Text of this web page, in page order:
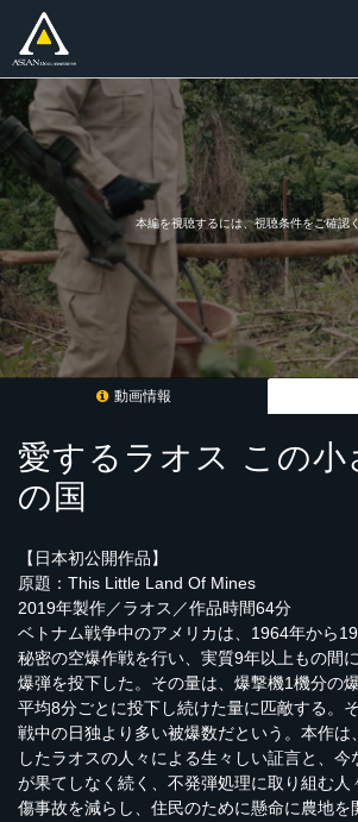
本編を視聴するには、視聴条件をご確認
動画情報
愛するラオス この小
の国
【日本初公開作品】
原題：This Little Land Of Mines
2019年製作／ラオス／作品時間64分
ベトナム戦争中のアメリカは、1964年から
秘密の空爆作戦を行い、実質9年以上もの間
爆弾を投下した。その量は、爆撃機1機分の
平均8分ごとに投下し続けた量に匹敵する。
戦中の日独より多い被爆数だという。本作は
したラオスの人々による生々しい証言と、
が果てしなく続く、不発弾処理に取り組む人
傷事故を減らし、住民のために懸命に農地を